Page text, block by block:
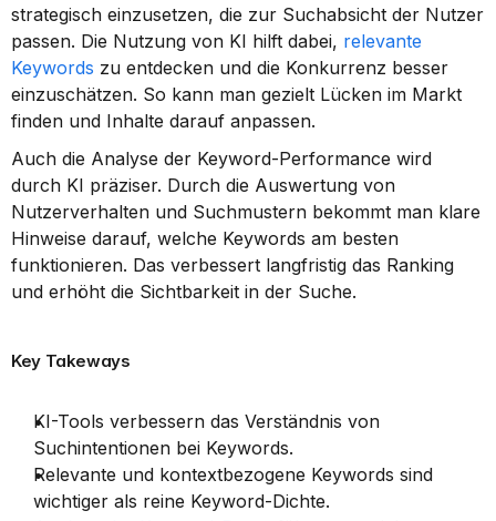
strategisch einzusetzen, die zur Suchabsicht der Nutzer
passen. Die Nutzung von KI hilft dabei, relevante
Keywords zu entdecken und die Konkurrenz besser
einzuschätzen. So kann man gezielt Lücken im Markt
finden und Inhalte darauf anpassen.
Auch die Analyse der Keyword-Performance wird
durch KI präziser. Durch die Auswertung von
Nutzerverhalten und Suchmustern bekommt man klare
Hinweise darauf, welche Keywords am besten
funktionieren. Das verbessert langfristig das Ranking
und erhöht die Sichtbarkeit in der Suche.
Key Takeways
KI-Tools verbessern das Verständnis von
Suchintentionen bei Keywords.
Relevante und kontextbezogene Keywords sind
wichtiger als reine Keyword-Dichte.